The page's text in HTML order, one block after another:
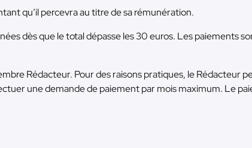
qu’il percevra au titre de sa rémunération.
dès que le total dépasse les 30 euros. Les paiements
Rédacteur. Pour des raisons pratiques, le Rédacteur
une demande de paiement par mois maximum. Le